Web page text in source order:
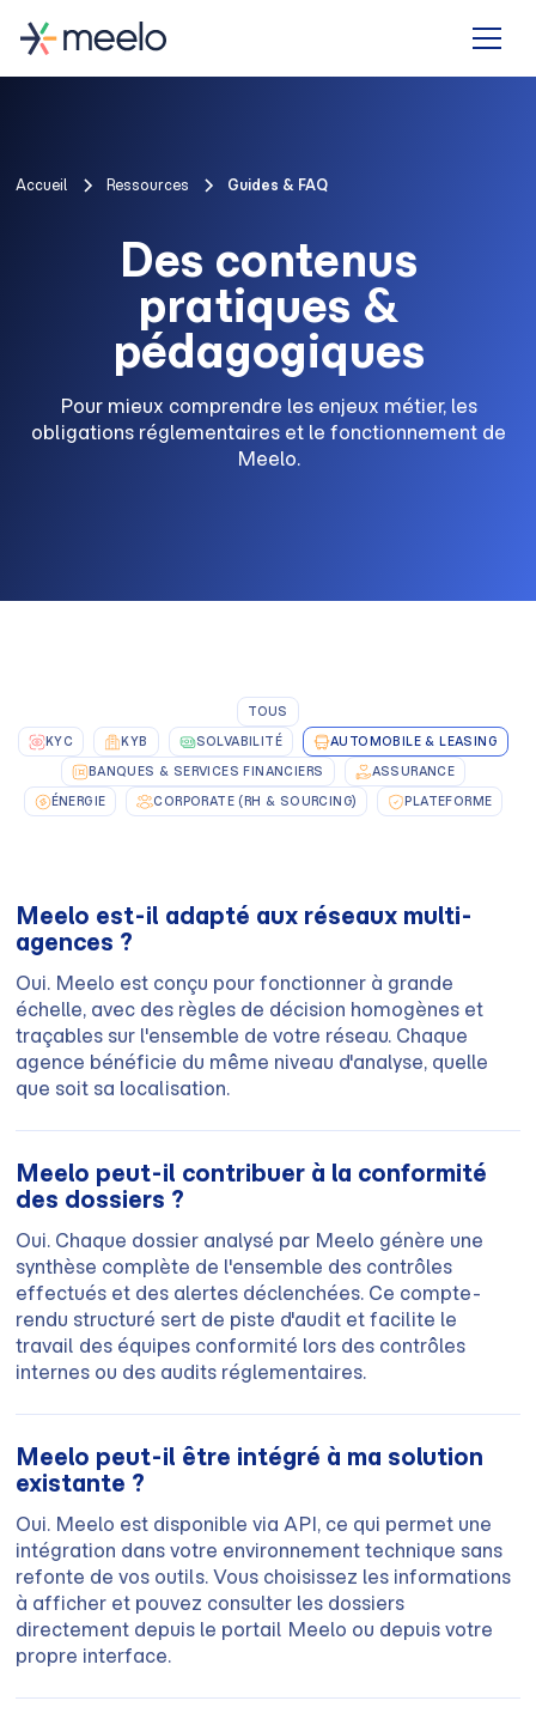
Accueil Ressources Guides & FAQ
Des contenus
pratiques &
pédagogiques
Pour mieux comprendre les enjeux métier, les
obligations réglementaires et le fonctionnement de
Meelo.
TOUS
KYC
KYB SOLVABILITÉ
AUTOMOBILE & LEASING
BANQUES & SERVICES FINANCIERS
ASSURANCE
ÉNERGIE
CORPORATE (RH & SOURCING) PLATEFORME
Meelo est-il adapté aux réseaux multi-
agences ?
Oui. Meelo est conçu pour fonctionner à grande
échelle, avec des règles de décision homogènes et
traçables sur l'ensemble de votre réseau. Chaque
agence bénéficie du même niveau d'analyse, quelle
que soit sa localisation.
Meelo peut-il contribuer à la conformité
des dossiers ?
Oui. Chaque dossier analysé par Meelo génère une
synthèse complète de l'ensemble des contrôles
effectués et des alertes déclenchées. Ce compte-
rendu structuré sert de piste d'audit et facilite le
travail des équipes conformité lors des contrôles
internes ou des audits réglementaires.
Meelo peut-il être intégré à ma solution
existante ?
Oui. Meelo est disponible via API, ce qui permet une
intégration dans votre environnement technique sans
refonte de vos outils. Vous choisissez les informations
à afficher et pouvez consulter les dossiers
directement depuis le portail Meelo ou depuis votre
propre interface.